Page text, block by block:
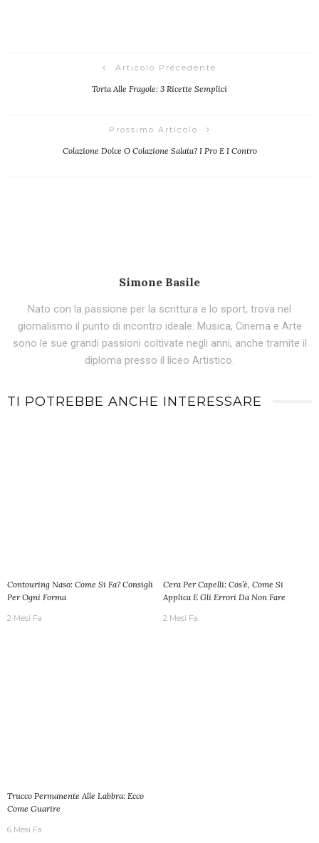
Articolo Precedente
Torta Alle Fragole: 3 Ricette Semplici
Prossimo Articolo
Colazione Dolce O Colazione Salata? I Pro E I Contro
Simone Basile
Nato con la passione per la scrittura e lo sport, trova nel
giornalismo il punto di incontro ideale. Musica, Cinema e Arte
sono le sue grandi passioni coltivate negli anni, anche tramite il
diploma presso il liceo Artistico.
TI POTREBBE ANCHE INTERESSARE
Contouring Naso: Come Si Fa? Consigli
Per Ogni Forma
2 Mesi Fa
Cera Per Capelli: Cos’è, Come Si
Applica E Gli Errori Da Non Fare
2 Mesi Fa
Trucco Permanente Alle Labbra: Ecco
Come Guarire
6 Mesi Fa